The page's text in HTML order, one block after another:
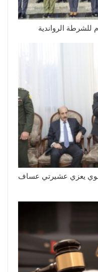
للشرطة الرواندية
يعزي عشيرتي عساف